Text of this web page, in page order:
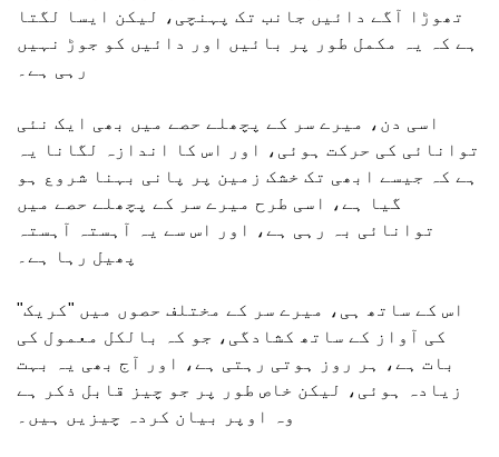
تھوڑا آگے دائیں جانب تک پہنچی، لیکن ایسا لگتا
ہے کہ یہ مکمل طور پر بائیں اور دائیں کو جوڑ نہیں
رہی ہے۔
اسی دن، میرے سر کے پچھلے حصے میں بھی ایک نئی
توانائی کی حرکت ہوئی، اور اس کا اندازہ لگانا یہ
ہے کہ جیسے ابھی تک خشک زمین پر پانی بہنا شروع ہو
گیا ہے، اسی طرح میرے سر کے پچھلے حصے میں
توانائی بہ رہی ہے، اور اس سے یہ آہستہ آہستہ
پھیل رہا ہے۔
اس کے ساتھ ہی، میرے سر کے مختلف حصوں میں "کریک"
کی آواز کے ساتھ کشادگی، جو کہ بالکل معمول کی
بات ہے، ہر روز ہوتی رہتی ہے، اور آج بھی یہ بہت
زیادہ ہوئی، لیکن خاص طور پر جو چیز قابل ذکر ہے
وہ اوپر بیان کردہ چیزیں ہیں۔